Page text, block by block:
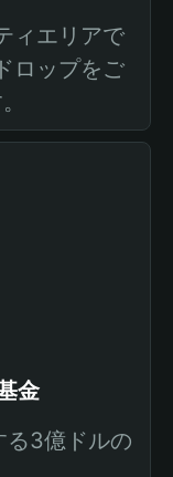
ィエリアで
ロップをご
金
る3億ドルの